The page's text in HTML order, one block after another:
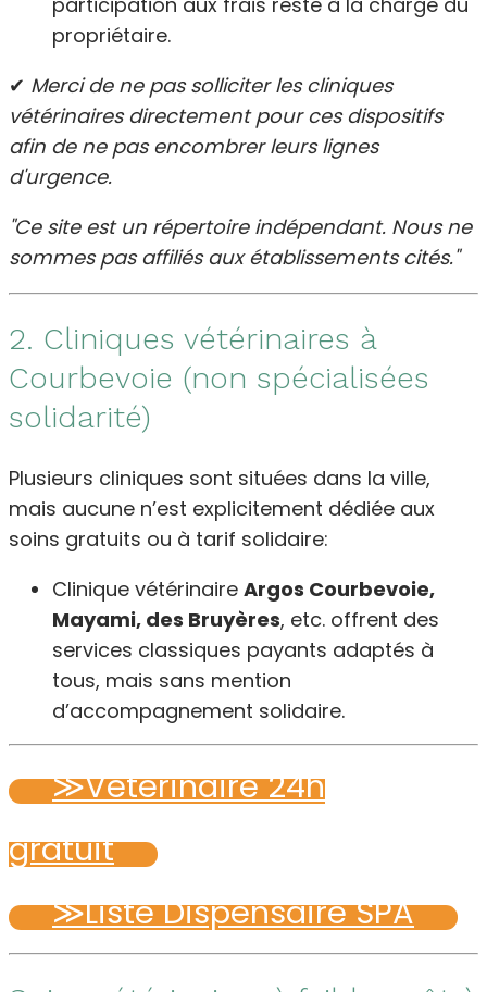
propriétaire.
✔ Merci de ne pas solliciter les cliniques
vétérinaires directement pour ces dispositifs
afin de ne pas encombrer leurs lignes
d'urgence.
"Ce site est un répertoire indépendant. Nous ne
sommes pas affiliés aux établissements cités."
2. Cliniques vétérinaires à
Courbevoie (non spécialisées
solidarité)
Plusieurs cliniques sont situées dans la ville,
mais aucune n’est explicitement dédiée aux
soins gratuits ou à tarif solidaire:
Clinique vétérinaire Argos Courbevoie,
Mayami, des Bruyères, etc. offrent des
services classiques payants adaptés à
tous, mais sans mention
d’accompagnement solidaire.
≫Vétérinaire 24h
gratuit
≫Liste Dispensaire SPA